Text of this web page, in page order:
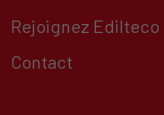
Rejoignez Edilteco
Contact